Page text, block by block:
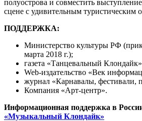
полуострова и совместить
сцене с удивительным туристическим
ПОДДЕРЖКА:
Министерство культуры РФ
марта 2018 г.);
газета «Танцевальный
Web-издательство «Век
журнал «Карнавалы, фестивали,
Компания «Арт-центр».
Информационная поддержка в
«Музыкальный Клондайк»